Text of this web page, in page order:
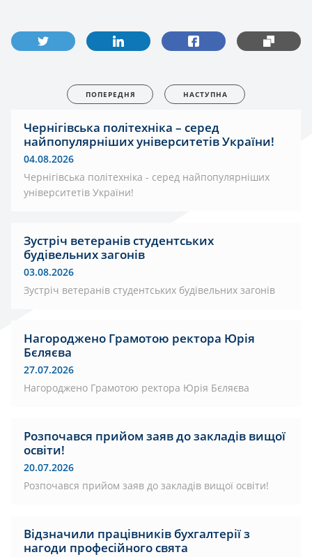
ПОПЕРЕДНЯ НАСТУПНА
Чернігівська політехніка – серед
найпопулярніших університетів України!
04.08.2026
Чернігівська політехніка - серед найпопулярніших
університетів України!
Зустріч ветеранів студентських
будівельних загонів
03.08.2026
Зустріч ветеранів студентських будівельних загонів
Нагороджено Грамотою ректора Юрія
Бєляєва
27.07.2026
Нагороджено Грамотою ректора Юрія Бєляєва
Розпочався прийом заяв до закладів вищої
освіти!
20.07.2026
Розпочався прийом заяв до закладів вищої освіти!
Відзначили працівників бухгалтерії з
нагоди професійного свята